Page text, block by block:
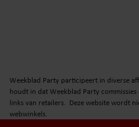
Weekblad Party participeert in diverse
houdt in dat Weekblad Party
links van retailers. Deze website wordt
webwinkels.